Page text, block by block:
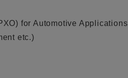
for Automotive Applications
etc.)